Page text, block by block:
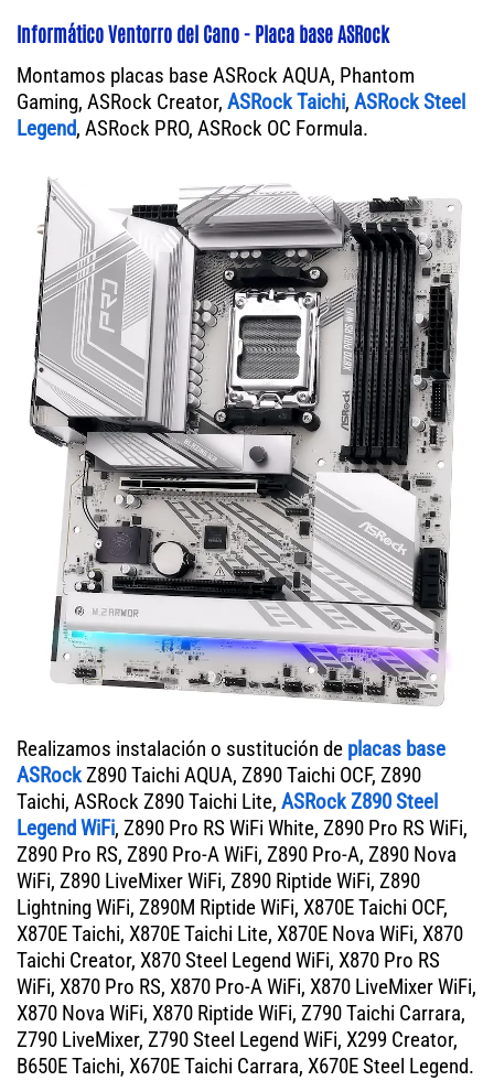
Informático Ventorro del Cano - Placa base ASRock
Montamos placas base ASRock AQUA, Phantom
Gaming, ASRock Creator, ASRock Taichi, ASRock Steel
Legend, ASRock PRO, ASRock OC Formula.
Realizamos instalación o sustitución de placas base
ASRockZ890 Taichi AQUA, Z890 Taichi OCF, Z890
Taichi, ASRock Z890 Taichi Lite, ASRock Z890 Steel
Legend WiFi, Z890 Pro RS WiFi White, Z890 Pro RS WiFi,
Z890 Pro RS, Z890 Pro-A WiFi, Z890 Pro-A, Z890 Nova
WiFi, Z890 LiveMixer WiFi, Z890 Riptide WiFi, Z890
Lightning WiFi, Z890M Riptide WiFi, X870E Taichi OCF,
X870E Taichi, X870E Taichi Lite, X870E Nova WiFi, X870
Taichi Creator, X870 Steel Legend WiFi, X870 Pro RS
WiFi, X870 Pro RS, X870 Pro-A WiFi, X870 LiveMixer WiFi,
X870 Nova WiFi, X870 Riptide WiFi, Z790 Taichi Carrara,
Z790 LiveMixer, Z790 Steel Legend WiFi, X299 Creator,
B650E Taichi, X670E Taichi Carrara, X670E Steel Legend.